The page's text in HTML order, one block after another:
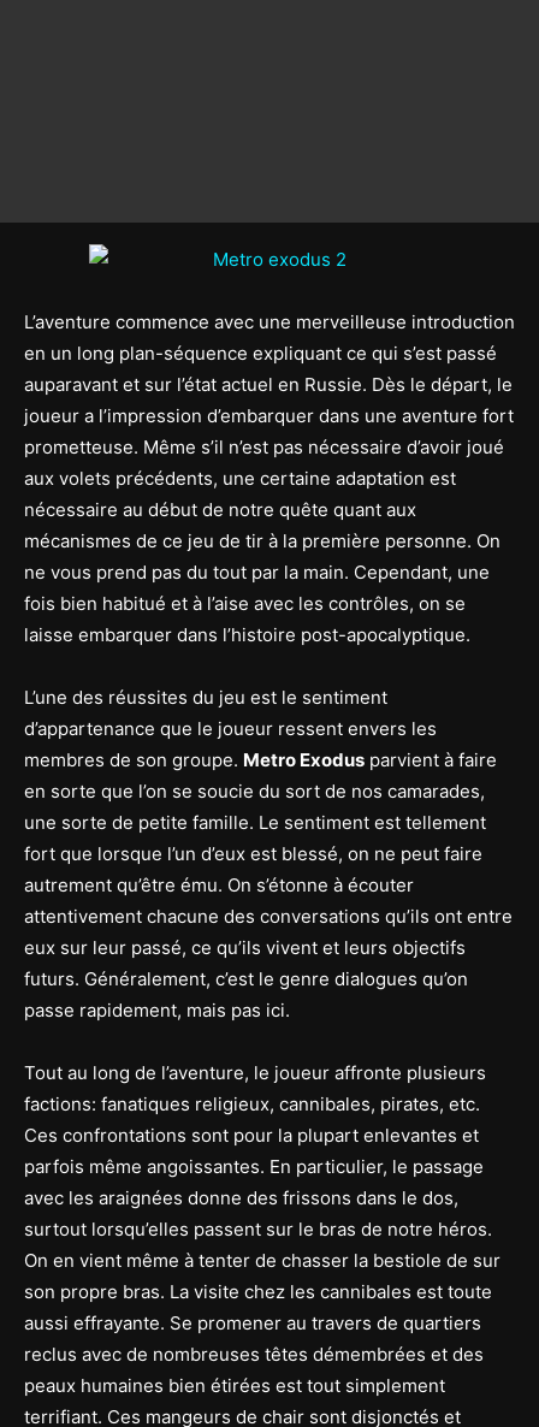
L’aventure commence avec une merveilleuse introduction
en un long plan-séquence expliquant ce qui s’est passé
auparavant et sur l’état actuel en Russie. Dès le départ, le
joueur a l’impression d’embarquer dans une aventure fort
prometteuse. Même s’il n’est pas nécessaire d’avoir joué
aux volets précédents, une certaine adaptation est
nécessaire au début de notre quête quant aux
mécanismes de ce jeu de tir à la première personne. On
ne vous prend pas du tout par la main. Cependant, une
fois bien habitué et à l’aise avec les contrôles, on se
laisse embarquer dans l’histoire post-apocalyptique.
L’une des réussites du jeu est le sentiment
d’appartenance que le joueur ressent envers les
membres de son groupe. Metro Exodus parvient à faire
en sorte que l’on se soucie du sort de nos camarades,
une sorte de petite famille. Le sentiment est tellement
fort que lorsque l’un d’eux est blessé, on ne peut faire
autrement qu’être ému. On s’étonne à écouter
attentivement chacune des conversations qu’ils ont entre
eux sur leur passé, ce qu’ils vivent et leurs objectifs
futurs. Généralement, c’est le genre dialogues qu’on
passe rapidement, mais pas ici.
Tout au long de l’aventure, le joueur affronte plusieurs
factions: fanatiques religieux, cannibales, pirates, etc.
Ces confrontations sont pour la plupart enlevantes et
parfois même angoissantes. En particulier, le passage
avec les araignées donne des frissons dans le dos,
surtout lorsqu’elles passent sur le bras de notre héros.
On en vient même à tenter de chasser la bestiole de sur
son propre bras. La visite chez les cannibales est toute
aussi effrayante. Se promener au travers de quartiers
reclus avec de nombreuses têtes démembrées et des
peaux humaines bien étirées est tout simplement
terrifiant. Ces mangeurs de chair sont disjonctés et